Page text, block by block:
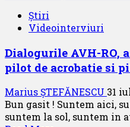
Știri
Videointerviuri
Dialogurile AVH-RO,
pilot de acrobatie si
Marius ȘTEFĂNESCU 31
Bun gasit ! Suntem aici,
suntem la sol, suntem in